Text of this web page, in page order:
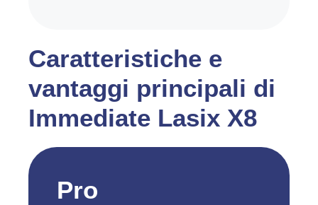
Caratteristiche e
vantaggi principali di
Immediate Lasix X8
Pro